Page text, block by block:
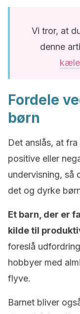
Vi tror, at
denne
Fordele
børn
Det anslås, at
positive eller
undervisning, så
det og dyrke
Et barn, der er
kilde til
foreslå
hobbyer med
flyve.
Barnet bliver